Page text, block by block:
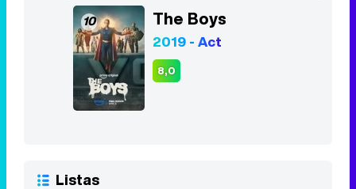
10 The Boys
2019 - Act
8,0
Listas